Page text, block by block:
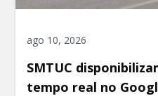
ago 10, 2026
SMTUC
tempo real no